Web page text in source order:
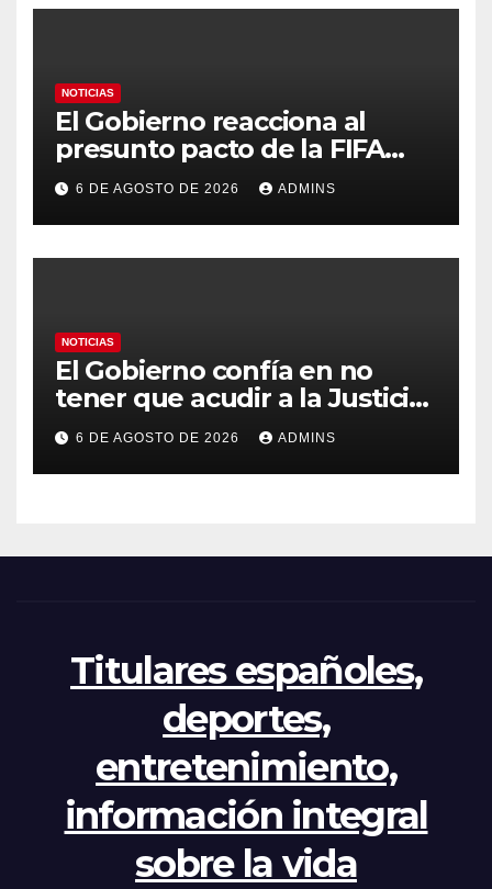
NOTICIAS
El Gobierno reacciona al
presunto pacto de la FIFA
con Marruecos para acoger la
final del Mundial 2030:
«Tiene que ser en España»
6 DE AGOSTO DE 2026 ADMINS
NOTICIAS
El Gobierno confía en no
tener que acudir a la Justicia
por el reparto de menores
mientras el PP pide la
apertura del Congreso por la
6 DE AGOSTO DE 2026 ADMINS
Titulares españoles,
deportes,
entretenimiento,
información integral
sobre la vida